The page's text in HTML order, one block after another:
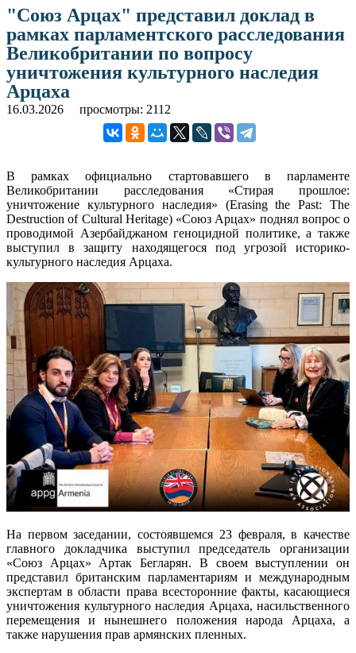
"Союз Арцах" представил доклад в
рамках парламентского расследования
Великобритании по вопросу
уничтожения культурного наследия
Арцаха
16.03.2026 просмотры: 2112
В рамках официально стартовавшего в парламенте
Великобритании расследования «Стирая прошлое:
уничтожение культурного наследия» (Erasing the Past: The
Destruction of Cultural Heritage) «Союз Арцах» поднял вопрос о
проводимой Азербайджаном геноцидной политике, а также
выступил в защиту находящегося под угрозой историко-
культурного наследия Арцаха.
На первом заседании, состоявшемся 23 февраля, в качестве
главного докладчика выступил председатель организации
«Союз Арцах» Артак Бегларян. В своем выступлении он
представил британским парламентариям и международным
экспертам в области права всесторонние факты, касающиеся
уничтожения культурного наследия Арцаха, насильственного
перемещения и нынешнего положения народа Арцаха, а
также нарушения прав армянских пленных.